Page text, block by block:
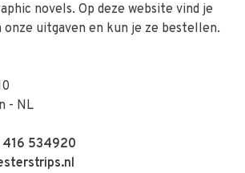
novels. Op deze website vind je
uitgaven en kun je ze bestellen.
- NL
416 534920